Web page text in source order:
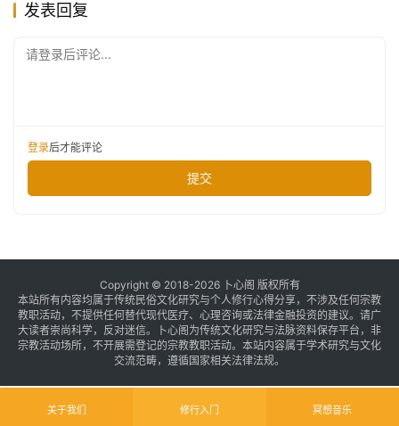
发表回复
请登录后评论...
登录后才能评论
提交
Copyright © 2018-2026 卜心阁 版权所有
本站所有内容均属于传统民俗文化研究与个人修行心得分享，不涉及任何宗教
教职活动，不提供任何替代现代医疗、心理咨询或法律金融投资的建议。请广
大读者崇尚科学，反对迷信。卜心阁为传统文化研究与法脉资料保存平台，非
宗教活动场所，不开展需登记的宗教教职活动。本站内容属于学术研究与文化
交流范畴，遵循国家相关法律法规。
关于我们 修行入门 冥想音乐